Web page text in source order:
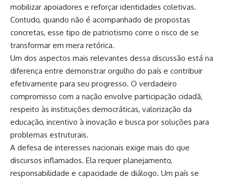
mobilizar apoiadores e reforçar identidades coletivas.
Contudo, quando não é acompanhado de propostas
concretas, esse tipo de patriotismo corre o risco de se
transformar em mera retórica.
Um dos aspectos mais relevantes dessa discussão está na
diferença entre demonstrar orgulho do país e contribuir
efetivamente para seu progresso. O verdadeiro
compromisso com a nação envolve participação cidadã,
respeito às instituições democráticas, valorização da
educação, incentivo à inovação e busca por soluções para
problemas estruturais.
A defesa de interesses nacionais exige mais do que
discursos inflamados. Ela requer planejamento,
responsabilidade e capacidade de diálogo. Um país se